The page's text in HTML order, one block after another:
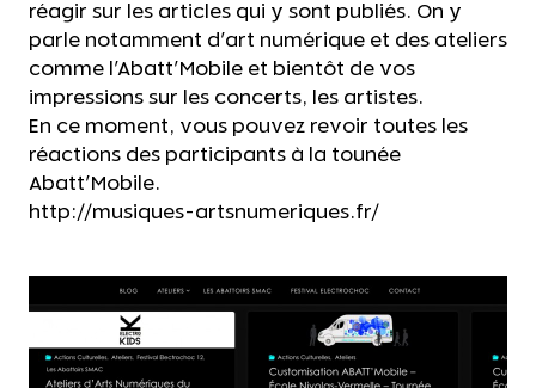
réagir sur les articles qui y sont publiés. On y
parle notamment d'art numérique et des ateliers
comme l'Abatt'Mobile et bientôt de vos
impressions sur les concerts, les artistes.
En ce moment, vous pouvez revoir toutes les
réactions des participants à la tounée
Abatt'Mobile.
http://musiques-artsnumeriques.fr/